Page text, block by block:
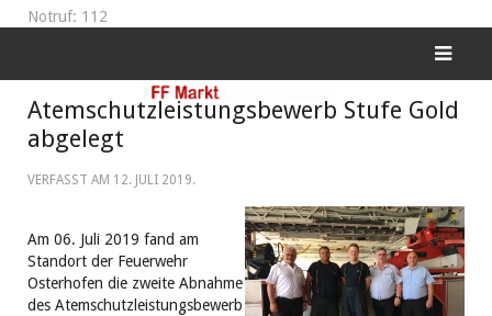
Notruf: 112
Atemschutzleistungsbewerb Stufe Gold
abgelegt
VERFASST AM 12. JULI 2019.
Am 06. Juli 2019 fand am
Standort der Feuerwehr
Osterhofen die zweite Abnahme
des Atemschutzleistungsbewerb